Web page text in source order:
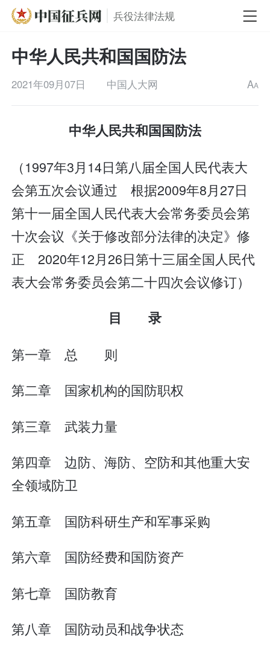
兵役法律法规
中华人民共和国国防法
2021年09月07日 中国人大网 AA
中华人民共和国国防法
（1997年3月14日第八届全国人民代表大
会第五次会议通过 根据2009年8月27日
第十一届全国人民代表大会常务委员会第
十次会议《关于修改部分法律的决定》修
正 2020年12月26日第十三届全国人民代
表大会常务委员会第二十四次会议修订）
目 录
第一章 总 则
第二章 国家机构的国防职权
第三章 武装力量
第四章 边防、海防、空防和其他重大安
全领域防卫
第五章 国防科研生产和军事采购
第六章 国防经费和国防资产
第七章 国防教育
第八章 国防动员和战争状态